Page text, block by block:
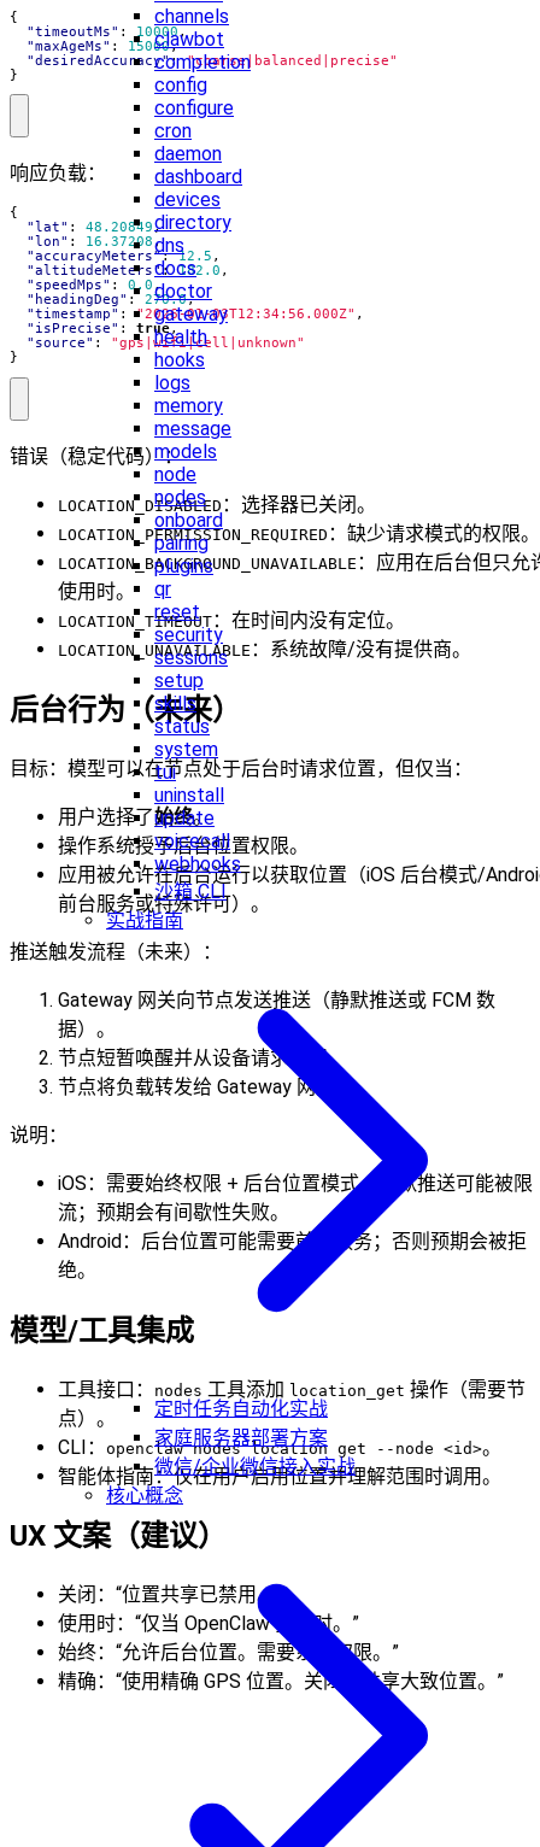
channels
clawbot
completion
config
configure
cron
daemon
dashboard
devices
directory
dns
docs
doctor
gateway
health
hooks
logs
memory
message
models
node
nodes
onboard
pairing
plugins
qr
reset
security
sessions
setup
skills
status
system
tui
uninstall
update
voicecall
webhooks
沙箱 CLI
实战指南
定时任务自动化实战
家庭服务器部署方案
微信/企业微信接入实战
核心概念
{
"timeoutMs" : 10000 ,
"maxAgeMs" : 15000,
"desiredAccuracy": "coarse|balanced|precise"
}
响应负载：
{
"lat" : 48.20849,
"lon" : 16.37208 ,
"accuracyMeters": 12.5 ,
"altitudeMeters": 182.0 ,
"speedMps" : 0.0 ,
"headingDeg" : 270.0,
"timestamp" : "2026-01-03T12:34:56.000Z" ,
"isPrecise" : true,
"source" :
"gps|wifi|cell|unknown"
}
错误（稳定代码）：
LOCATION_DISABLED ：选择器已关闭。
LOCATION_PERMISSION_REQUIRED ：缺少请求模式的权限。
LOCATION_BACKGROUND_UNAVAILABLE ：应用在后台但只允
使用时。
LOCATION_TIMEOUT ：在时间内没有定位。
LOCATION_UNAVAILABLE ：系统故障/没有提供商。
后台行为（未来）
目标：模型可以在节点处于后台时请求位置，但仅当：
用户选择了始终。
操作系统授予后台位置权限。
应用被允许在后台运行以获取位置（iOS 后台模式/
前台服务或特殊许可）。
推送触发流程（未来）：
Gateway 网关向节点发送推送（静默推送或 FCM 数
据）。
节点短暂唤醒并从设备请求位置。
节点将负载转发给 Gateway 网关。
说明：
iOS：需要始终权限 + 后台位置模式。静默推送可能被限
流；预期会有间歇性失败。
Android：后台位置可能需要前台服务；否则预期会被拒
绝。
模型/工具集成
工具接口： nodes 工具添加 location_get 操作（需要节
点）。
CLI：
openclaw nodes location get --node <id>。
智能体指南：仅在用户启用位置并理解范围时调用。
UX 文案（建议）
关闭：“位置共享已禁用。”
使用时：“仅当 OpenClaw 打开时。”
始终：“允许后台位置。需要系统权限。”
精确：“使用精确 GPS 位置。关闭以共享大致位置。”